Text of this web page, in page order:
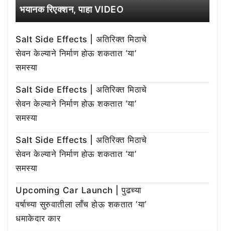
भयानक रिएक्शन, पाहा VIDEO
Salt Side Effects | अतिरिक्त मिठाचे
सेवन केल्याने निर्माण होऊ शकतात ‘या’
समस्या
Salt Side Effects | अतिरिक्त मिठाचे
सेवन केल्याने निर्माण होऊ शकतात ‘या’
समस्या
Salt Side Effects | अतिरिक्त मिठाचे
सेवन केल्याने निर्माण होऊ शकतात ‘या’
समस्या
Upcoming Car Launch | पुढच्या
वर्षाच्या सुरुवातीला लाँच होऊ शकतात ‘या’
धमाकेदार कार